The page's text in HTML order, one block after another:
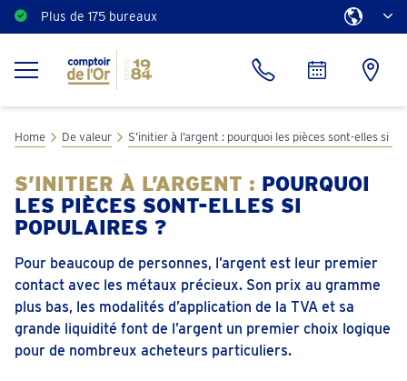
Plus de 175 bureaux
Home De valeur S’initier à l’argent : pourquoi les pièces sont-elles si
S’INITIER À L’ARGENT : POURQUOI
LES PIÈCES SONT-ELLES SI
POPULAIRES ?
Pour beaucoup de personnes, l’argent est leur premier
contact avec les métaux précieux. Son prix au gramme
plus bas, les modalités d’application de la TVA et sa
grande liquidité font de l’argent un premier choix logique
pour de nombreux acheteurs particuliers.